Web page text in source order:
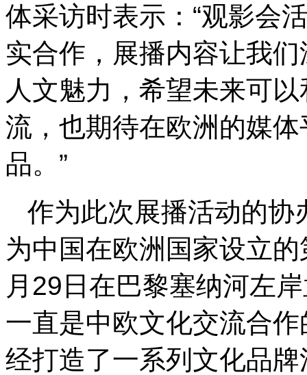
体采访时表示：“观影会
实合作，展播内容让我
人文魅力，希望未来可
流，也期待在欧洲的媒
品。”
作为此次展播活动的协
为中国在欧洲国家设立
月29日在巴黎塞纳河左
一直是中欧文化交流合
经打造了一系列文化品牌